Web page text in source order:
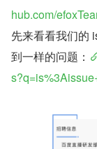
hub.com/
先来看看我们的
到一样的问题：